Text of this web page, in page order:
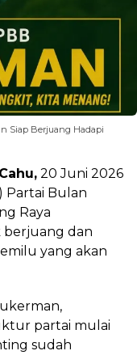
Siap Berjuang Hadapi
20 Juni 2026
Partai Bulan
Raya
berjuang dan
yang akan
partai mulai
sudah